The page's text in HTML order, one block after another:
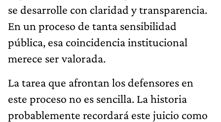
se desarrolle con claridad y transparencia.
En un proceso de tanta sensibilidad
pública, esa coincidencia institucional
merece ser valorada.
La tarea que afrontan los defensores en
este proceso no es sencilla. La historia
probablemente recordará este juicio como